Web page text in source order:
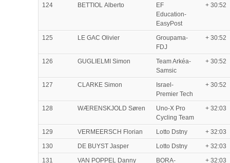
124 BETTIOL Alberto
EF
Education-
EasyPost
+ 30:52
125 LE GAC Olivier
Groupama-
FDJ
+ 30:52
126 GUGLIELMI Simon
Team Arkéa-
Samsic
+ 30:52
127 CLARKE Simon
Israel-
Premier Tech
+ 30:52
128 WÆRENSKJOLD Søren
Uno-X Pro
Cycling Team
+ 32:03
129 VERMEERSCH Florian Lotto Dstny
+ 32:03
130
DE BUYST Jasper Lotto Dstny
+ 32:03
131
VAN POPPEL Danny
BORA-
+ 32:03